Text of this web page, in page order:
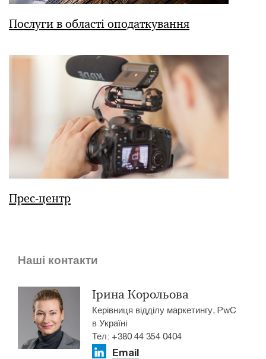
Послуги в області оподаткування
Прес-центр
Наші контакти
Ірина Корольова
Керівниця відділу маркетингу, PwC
в Україні
Тел: +380 44 354 0404
Email